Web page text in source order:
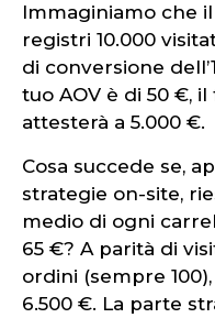
Immaginiamo che
registri 10.000
di conversione
tuo AOV è di 50 €,
attesterà a 5.000 €.
Cosa succede se,
strategie on-site,
medio di ogni
65 €? A parità di
ordini (sempre
6.500 €. La parte